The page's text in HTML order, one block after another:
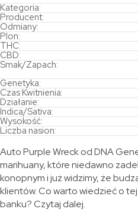
Kategoria:
Producent:
Odmiany:
Plon:
THC:
CBD:
Smak/Zapach:
Genetyka:
Czas Kwitnienia:
Działanie:
Indica/Sativa:
Wysokość:
Liczba nasion:
Auto Purple Wreck od DNA
marihuany, które niedawno
konopnym i już widzimy, że
klientów. Co warto wiedzieć o
banku? Czytaj dalej.